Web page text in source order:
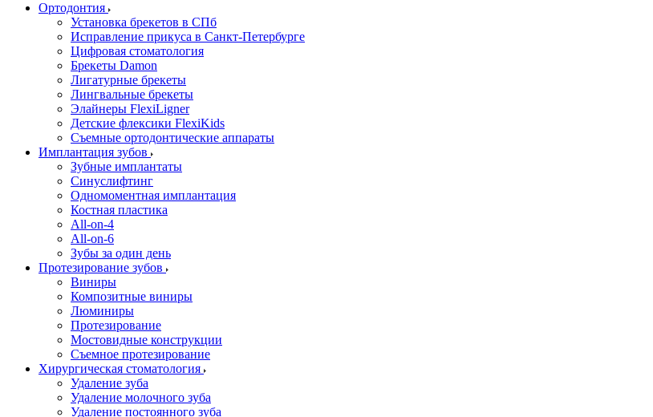
Ортодонтия
Установка брекетов в СПб
Исправление прикуса в Санкт-Петербурге
Цифровая стоматология
Брекеты Damon
Лигатурные брекеты
Лингвальные брекеты
Элайнеры FlexiLigner
Детские флексики FlexiKids
Съемные ортодонтические аппараты
Имплантация зубов
Зубные имплантаты
Синуслифтинг
Одномоментная имплантация
Костная пластика
All-on-4
All-on-6
Зубы за один день
Протезирование зубов
Виниры
Композитные виниры
Люминиры
Протезирование
Мостовидные конструкции
Съемное протезирование
Хирургическая стоматология
Удаление зуба
Удаление молочного зуба
Удаление постоянного зуба